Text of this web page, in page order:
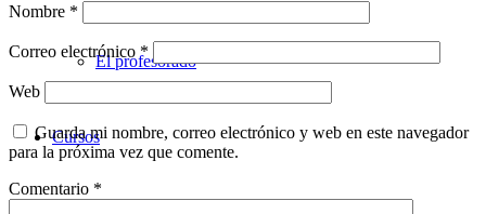
El profesorado
Cursos
Nombre *
Correo electrónico *
Web
Guarda mi nombre, correo electrónico y web en este navegador
para la próxima vez que comente.
Comentario *